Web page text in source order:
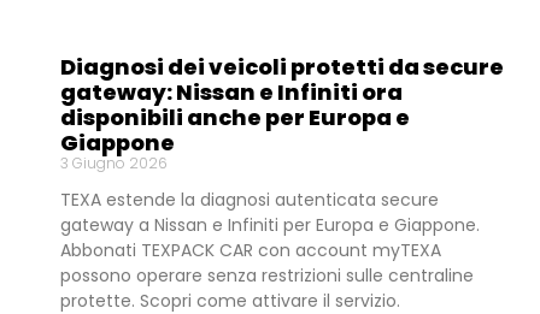
Diagnosi dei veicoli protetti da secure
gateway: Nissan e Infiniti ora
disponibili anche per Europa e
Giappone
3 Giugno 2026
TEXA estende la diagnosi autenticata secure
gateway a Nissan e Infiniti per Europa e Giappone.
Abbonati TEXPACK CAR con account myTEXA
possono operare senza restrizioni sulle centraline
protette. Scopri come attivare il servizio.